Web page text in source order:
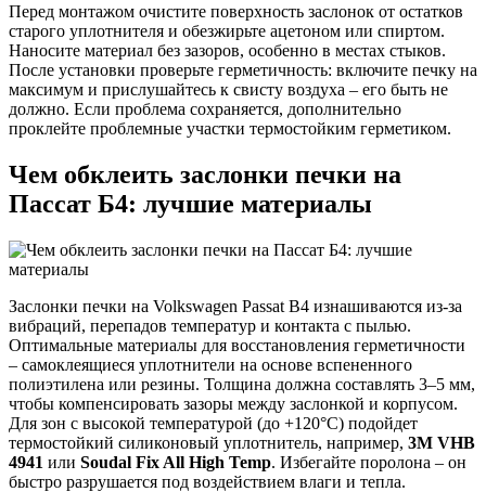
Перед монтажом очистите поверхность заслонок от остатков
старого уплотнителя и обезжирьте ацетоном или спиртом.
Наносите материал без зазоров, особенно в местах стыков.
После установки проверьте герметичность: включите печку на
максимум и прислушайтесь к свисту воздуха – его быть не
должно. Если проблема сохраняется, дополнительно
проклейте проблемные участки термостойким герметиком.
Чем обклеить заслонки печки на
Пассат Б4: лучшие материалы
Заслонки печки на Volkswagen Passat B4 изнашиваются из-за
вибраций, перепадов температур и контакта с пылью.
Оптимальные материалы для восстановления герметичности
– самоклеящиеся уплотнители на основе вспененного
полиэтилена или резины. Толщина должна составлять 3–5 мм,
чтобы компенсировать зазоры между заслонкой и корпусом.
Для зон с высокой температурой (до +120°C) подойдет
термостойкий силиконовый уплотнитель, например, 3M VHB
4941 или Soudal Fix All High Temp. Избегайте поролона – он
быстро разрушается под воздействием влаги и тепла.